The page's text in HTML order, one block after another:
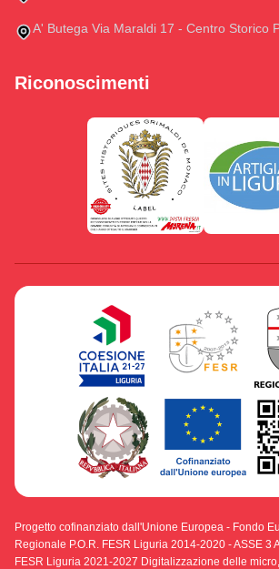
A' Butega Via Maraldi 17 - Centro Storico
Riconoscimenti
Progetto cofinanziato dall'Unione Europea - Fondo
Regionale P.O.R. FESR Liguria 2014-2020 - ASSE 3
FESR Liguria 2021-2027 Digitalizzazione delle